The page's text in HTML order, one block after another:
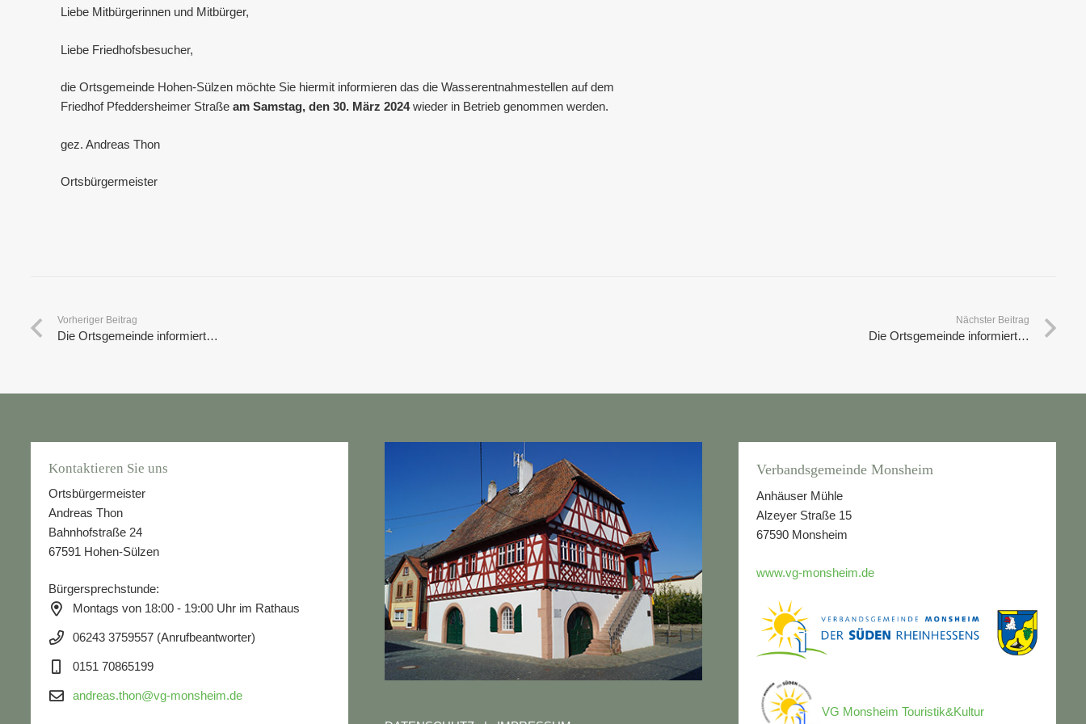
Liebe Mitbürgerinnen und Mitbürger,
Liebe Friedhofsbesucher,
die Ortsgemeinde Hohen-Sülzen möchte Sie hiermit informieren das die Wasserentnahmestellen auf dem
Friedhof Pfeddersheimer Straße am Samstag, den 30. März 2024wieder in Betrieb genommen werden.
gez. Andreas Thon
Ortsbürgermeister
Vorheriger Beitrag
Die Ortsgemeinde informiert…
Nächster Beitrag
Die Ortsgemeinde informiert…
Kontaktieren Sie uns
Ortsbürgermeister
Andreas Thon
Bahnhofstraße 24
67591 Hohen-Sülzen
Bürgersprechstunde:
Montags von 18:00 - 19:00 Uhr im Rathaus
06243 3759557 (Anrufbeantworter)
0151 70865199
andreas.thon@vg-monsheim.de
Verbandsgemeinde Monsheim
Anhäuser Mühle
Alzeyer Straße 15
67590 Monsheim
www.vg-monsheim.de
VG Monsheim Touristik&Kultur